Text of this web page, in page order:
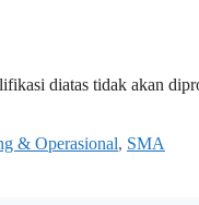
diatas tidak akan
& Operasional, SMA